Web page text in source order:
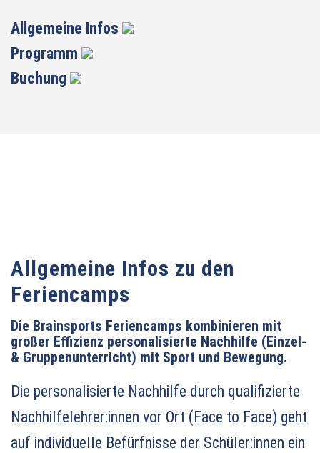
Allgemeine Infos
Programm
Buchung
Allgemeine Infos zu den
Feriencamps
Die Brainsports Feriencamps kombinieren mit
großer Effizienz personalisierte Nachhilfe (Einzel-
& Gruppenunterricht) mit Sport und Bewegung.
Die personalisierte Nachhilfe durch qualifizierte
Nachhilfelehrer:innen vor Ort (Face to Face) geht
auf individuelle Befürfnisse der Schüler:innen ein